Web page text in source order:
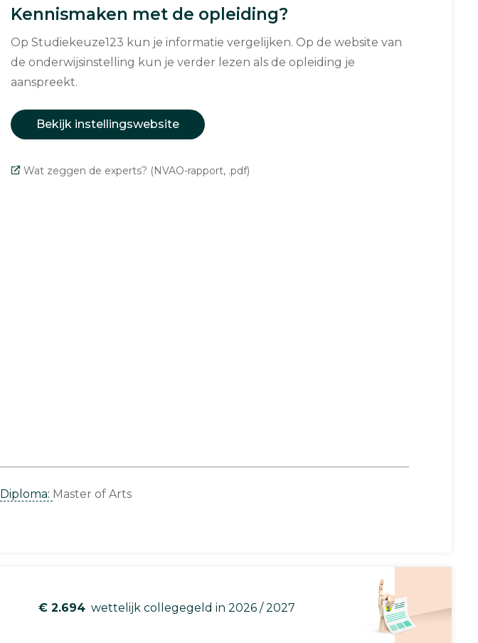
Kennismaken met de opleiding?
Op Studiekeuze123 kun je informatie vergelijken. Op de website van
de onderwijsinstelling kun je verder lezen als de opleiding je
aanspreekt.
Bekijk instellingswebsite
Wat zeggen de experts? (NVAO-rapport, .pdf)
Diploma: Master of Arts
€ 2.694 wettelijk collegegeld in 2026 / 2027